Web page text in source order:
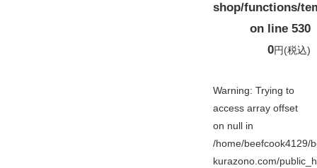
shop/functions/
on line530
0円(税込)
Warning: Trying to
access array offset
on null in
/home/beefcook4129/
kurazono.com/